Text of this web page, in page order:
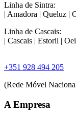
Linha de Sintra:
| Amadora | Queluz |
Linha de Cascais:
| Cascais | Estoril |
+351 928 494 205
(Rede Móvel
A Empresa